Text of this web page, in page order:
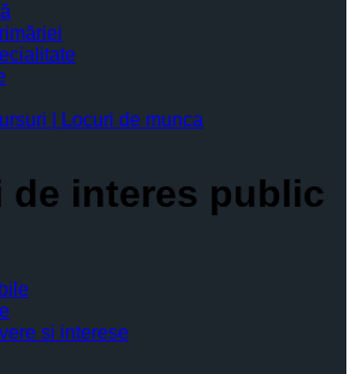
| Locuri de munca
de interes public
si interese